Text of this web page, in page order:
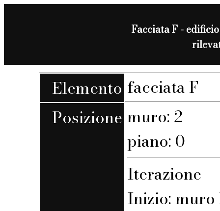
Facciata F -
Elemento facciata F
Posizione muro: 2
piano: 0
Iterazione
Inizio: muro